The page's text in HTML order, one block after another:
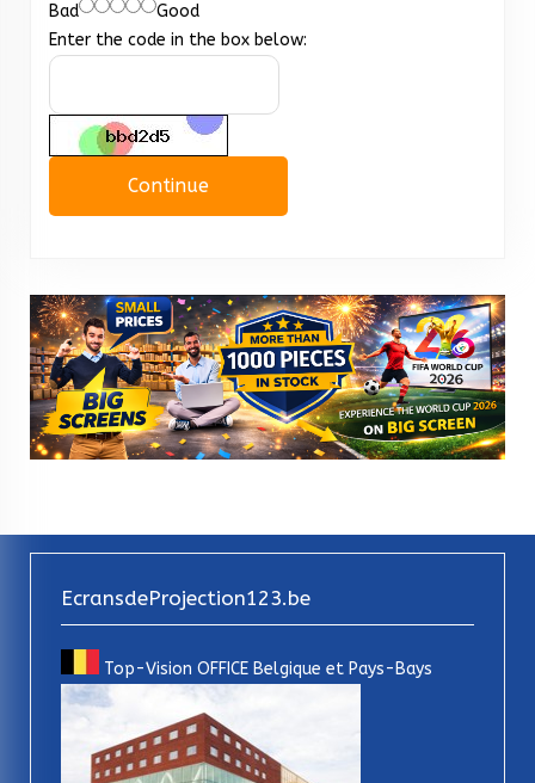
Bad
Good
Enter the code in the box below:
Continue
EcransdeProjection123.be
Top-Vision OFFICE Belgique et Pays-Bays